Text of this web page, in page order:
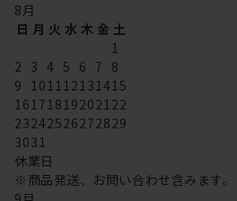
8月
日 月 火 水 木 金 土
1
2 3 4 5 6 7 8
9 101112131415
16171819202122
23242526272829
3031
休業日
※商品発送、お問い合わせ含みます。